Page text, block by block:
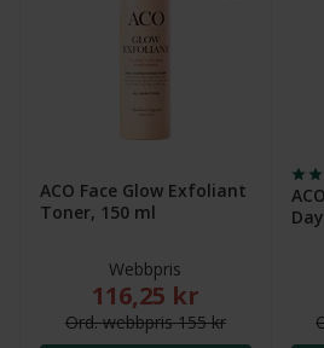
ACO Face Glow Exfoliant
Toner, 150 ml
Webbpris
Nytt reducerat pris:
116,25 kr
Ord.webbpris155 kr